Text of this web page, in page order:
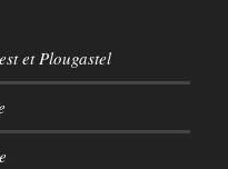
et Plougastel